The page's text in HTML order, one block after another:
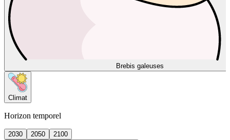
Brebis galeuses
Climat
Horizon temporel
2030 2050
2100